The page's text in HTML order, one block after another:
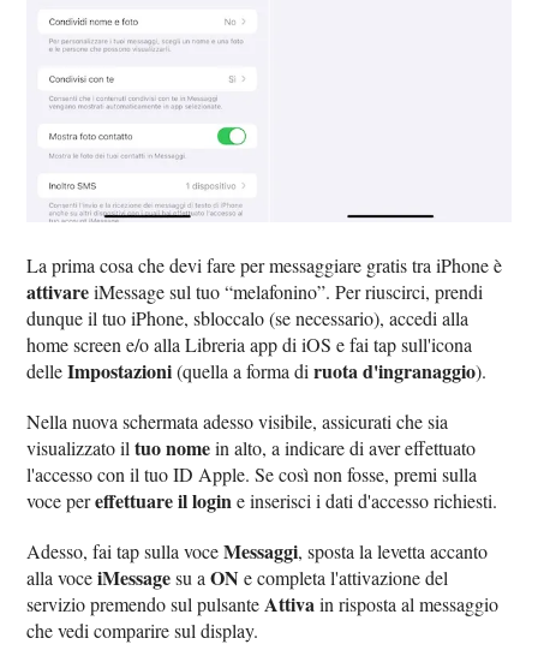
La prima cosa che devi fare per messaggiare gratis tra iPhone è
attivareiMessage sul tuo “melafonino”. Per riuscirci, prendi
dunque il tuo iPhone, sbloccalo (se necessario), accedi alla
home screen e/o alla Libreria app di iOS e fai tap sull'icona
delleImpostazioni(quella a forma diruota d'ingranaggio).
Nella nuova schermata adesso visibile, assicurati che sia
visualizzato iltuo nomein alto, a indicare di aver effettuato
l'accesso con il tuo ID Apple. Se così non fosse, premi sulla
voce pereffettuare il logine inserisci i dati d'accesso richiesti.
Adesso, fai tap sulla voceMessaggi, sposta la levetta accanto
alla voceiMessagesu aON e completa l'attivazione del
servizio premendo sul pulsante Attivain risposta al messaggio
che vedi comparire sul display.